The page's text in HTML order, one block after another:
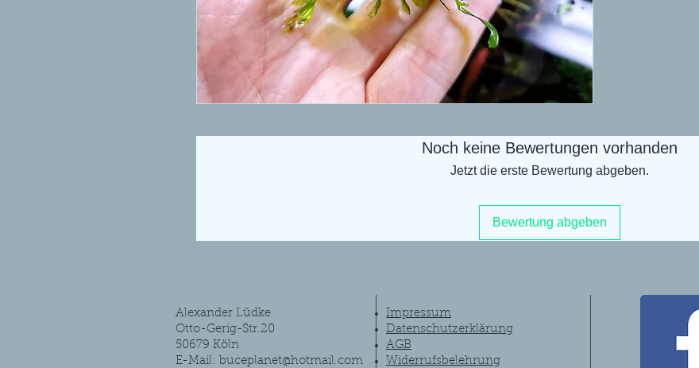
Noch keine Bewertungen vorhanden
Jetzt die erste Bewertung abgeben.
Bewertung abgeben
Alexander Lüdke
Otto-Gerig-Str.20
50679 Köln
E-Mail: buceplanet@hotmail.com
Impressum
Datenschutzerklärung
AGB
Widerrufsbelehrung